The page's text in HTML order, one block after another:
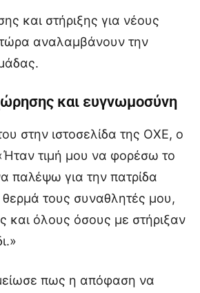
και στήριξης για νέους
αναλαμβάνουν την
και ευγνωμοσύνη
στην ιστοσελίδα της ΟΧΕ, ο
τιμή μου να φορέσω το
παλέψω για την πατρίδα
τους συναθλητές μου,
και όλους όσους με στήριξαν
πως η απόφαση να